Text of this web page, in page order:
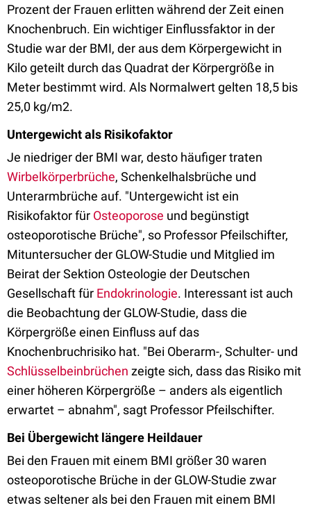
Prozent der Frauen erlitten während der Zeit einen
Knochenbruch. Ein wichtiger Einflussfaktor in der
Studie war der BMI, der aus dem Körpergewicht in
Kilo geteilt durch das Quadrat der Körpergröße in
Meter bestimmt wird. Als Normalwert gelten 18,5 bis
25,0 kg/m2.
Untergewicht als Risikofaktor
Je niedriger der BMI war, desto häufiger traten
Wirbelkörperbrüche, Schenkelhalsbrüche und
Unterarmbrüche auf. "Untergewicht ist ein
Risikofaktor für Osteoporose und begünstigt
osteoporotische Brüche", so Professor Pfeilschifter,
Mituntersucher der GLOW-Studie und Mitglied im
Beirat der Sektion Osteologie der Deutschen
Gesellschaft für Endokrinologie. Interessant ist auch
die Beobachtung der GLOW-Studie, dass die
Körpergröße einen Einfluss auf das
Knochenbruchrisiko hat. "Bei Oberarm-, Schulter- und
Schlüsselbeinbrüchen zeigte sich, dass das Risiko mit
einer höheren Körpergröße – anders als eigentlich
erwartet – abnahm", sagt Professor Pfeilschifter.
Bei Übergewicht längere Heildauer
Bei den Frauen mit einem BMI größer 30 waren
osteoporotische Brüche in der GLOW-Studie zwar
etwas seltener als bei den Frauen mit einem BMI